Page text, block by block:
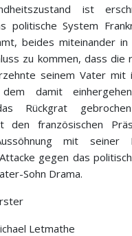
ist
politische System
beides miteinander
zu kommen, dass die
seinem Vater mit
damit
Rückgrat
den französischen
mit
gegen das
Sohn Drama.
Letmathe